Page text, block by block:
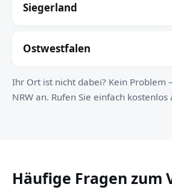
Siegerland
Ostwestfalen
Ihr Ort ist nicht dabei? Kein Problem
NRW an. Rufen Sie einfach
Häufige Fragen zum